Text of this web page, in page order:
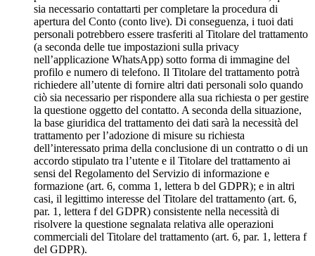
sia necessario contattarti per completare la procedura di
apertura del Conto (conto live). Di conseguenza, i tuoi dati
personali potrebbero essere trasferiti al Titolare del trattamento
(a seconda delle tue impostazioni sulla privacy
nell’applicazione WhatsApp) sotto forma di immagine del
profilo e numero di telefono. Il Titolare del trattamento potrà
richiedere all’utente di fornire altri dati personali solo quando
ciò sia necessario per rispondere alla sua richiesta o per gestire
la questione oggetto del contatto. A seconda della situazione,
la base giuridica del trattamento dei dati sarà la necessità del
trattamento per l’adozione di misure su richiesta
dell’interessato prima della conclusione di un contratto o di un
accordo stipulato tra l’utente e il Titolare del trattamento ai
sensi del Regolamento del Servizio di informazione e
formazione (art. 6, comma 1, lettera b del GDPR); e in altri
casi, il legittimo interesse del Titolare del trattamento (art. 6,
par. 1, lettera f del GDPR) consistente nella necessità di
risolvere la questione segnalata relativa alle operazioni
commerciali del Titolare del trattamento (art. 6, par. 1, lettera f
del GDPR).